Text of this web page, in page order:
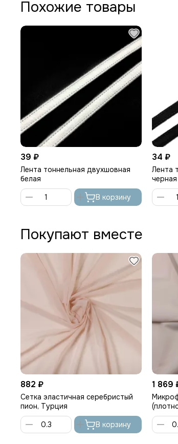
Похожие товары
39 ₽
Лента тоннельная двухшовная
белая
В корзину
34 ₽
Лента
черная
Покупают вместе
882 ₽
Сетка эластичная серебристый
пион, Турция
В корзину
1 869
Lauma